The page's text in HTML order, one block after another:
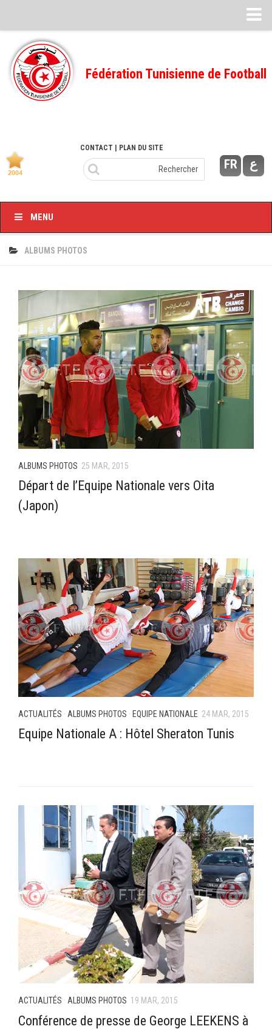
Feuille de match
FMI – 2022/2023
Ligue I – 2022/2023
Ligue I – 2020/2021
Ligue I – 2019/2020
Feuille de match 2017/2018
–Ligue I–
–Ligue II–
Feuille de match 2016/2017
-Ligue I-
-Ligue III-
Fédération Tunisienne de Football
FR ع
CONTACT | PLAN DU SITE
MENU
ALBUMS PHOTOS
ALBUMS PHOTOS 25 MAR, 2015
Départ de l’Equipe Nationale vers Oita
(Japon)
ACTUALITÉS · ALBUMS PHOTOS · EQUIPE NATIONALE 24 MAR, 2015
Equipe Nationale A : Hôtel Sheraton Tunis
ACTUALITÉS · ALBUMS PHOTOS 19 MAR, 2015
Conférence de presse de George LEEKENS à